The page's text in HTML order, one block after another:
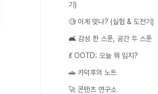
기)
🧐 이게 맞나? (실험 & 도전기)
🛋️ 감성 한 스푼, 공간 두 스푼
💃 OOTD: 오늘 뭐 입지?
🚗 카덕후의 노트
🚀 콘텐츠 연구소